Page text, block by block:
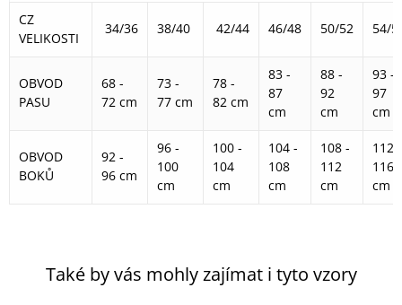
CZ
VELIKOSTI
34/36 38/40 42/44 46/48 50/52 54/
OBVOD
PASU
68 -
72 cm
73 -
77 cm
78 -
82 cm
83 -
87
cm
88 -
92
cm
93 -
97
cm
OBVOD
BOKŮ
92 -
96 cm
96 -
100
cm
100 -
104
cm
104 -
108
cm
108 -
112
cm
112 -
116
cm
Také by vás mohly zajímat i tyto vzory